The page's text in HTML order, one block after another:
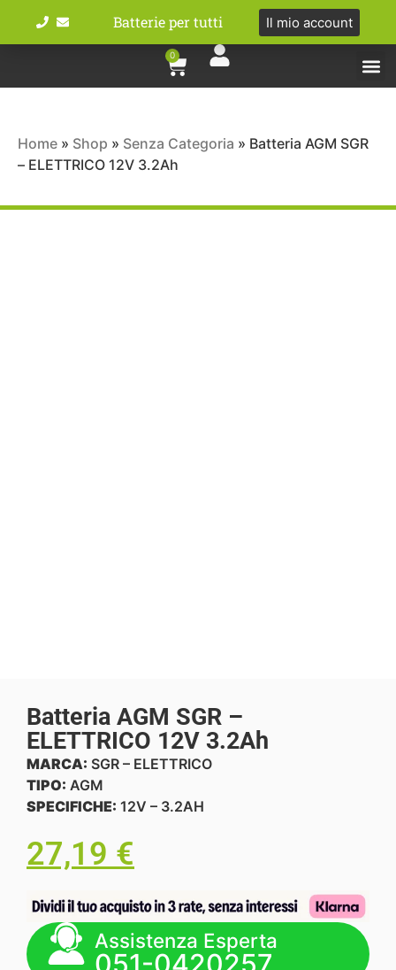
Batterie per tutti Il mio account
0
Home » Shop » Senza Categoria » Batteria AGM SGR
– ELETTRICO 12V 3.2Ah
Batteria AGM SGR –
ELETTRICO 12V 3.2Ah
MARCA: SGR – ELETTRICO
TIPO: AGM
SPECIFICHE: 12V – 3.2AH
27,19 €
Assistenza Esperta